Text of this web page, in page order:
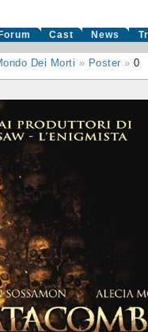
Forum Cast News
Dei Morti » Poster »0